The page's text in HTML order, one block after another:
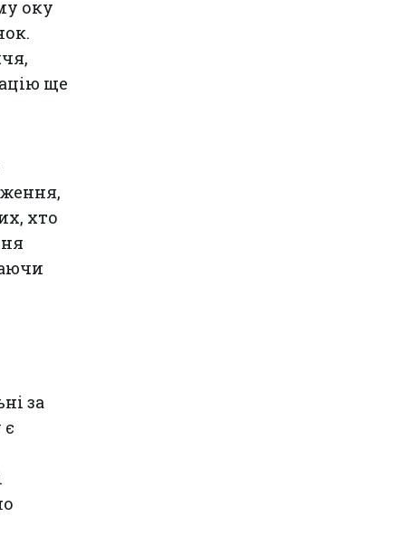
оку
ще
хто
за